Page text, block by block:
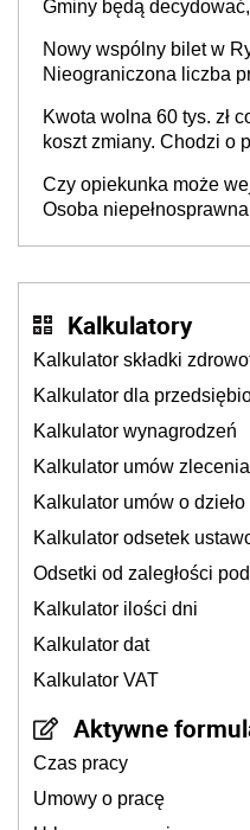
Gminy będą
Nowy wspólny bilet w
Nieograniczona liczba
Kwota wolna 60 tys. zł
koszt zmiany. Chodzi o
Czy opiekunka może
Osoba
Kalkulatory
Kalkulator składki
Kalkulator dla
Kalkulator wynagrodzeń
Kalkulator umów zlecenia
Kalkulator umów o dzieło
Kalkulator odsetek
Odsetki od zaległości
Kalkulator ilości dni
Kalkulator dat
Kalkulator VAT
Aktywne
Czas pracy
Umowy o pracę